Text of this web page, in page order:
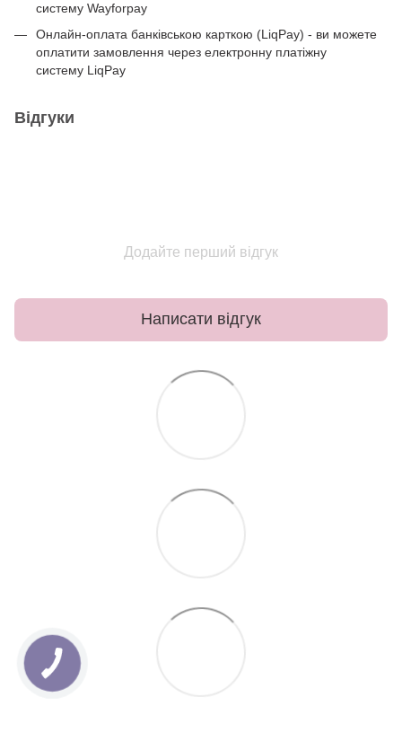
систему Wayforpay
Онлайн-оплата банківською карткою (LiqPay) - ви можете
оплатити замовлення через електронну платіжну
систему LiqPay
Відгуки
Додайте перший відгук
Написати відгук